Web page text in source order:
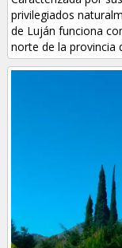
privilegiados
de Luján funciona
norte de la provincia